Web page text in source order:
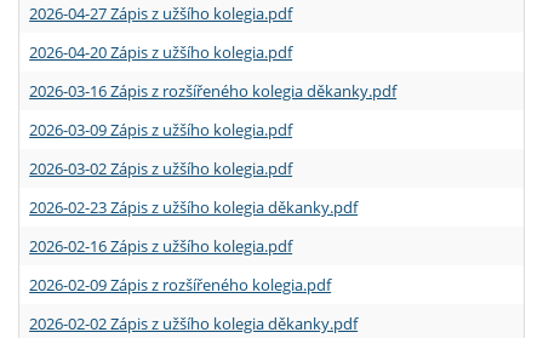
2026-04-27 Zápis z užšího kolegia.pdf
2026-04-20 Zápis z užšího kolegia.pdf
2026-03-16 Zápis z rozšířeného kolegia děkanky.pdf
2026-03-09 Zápis z užšího kolegia.pdf
2026-03-02 Zápis z užšího kolegia.pdf
2026-02-23 Zápis z užšího kolegia děkanky.pdf
2026-02-16 Zápis z užšího kolegia.pdf
2026-02-09 Zápis z rozšířeného kolegia.pdf
2026-02-02 Zápis z užšího kolegia děkanky.pdf